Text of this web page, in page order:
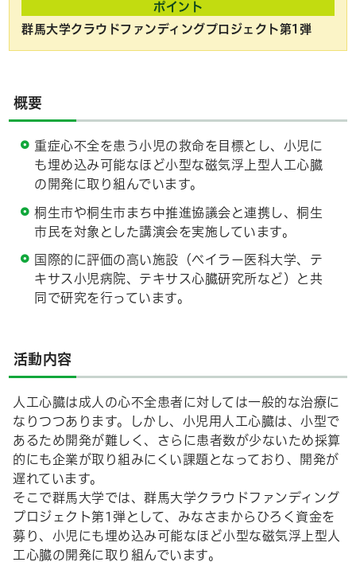
ポイント
群馬大学クラウドファンディングプロジェクト第1弾
概要
重症心不全を患う小児の救命を目標とし、小児に
も埋め込み可能なほど小型な磁気浮上型人工心臓
の開発に取り組んでいます。
桐生市や桐生市まち中推進協議会と連携し、桐生
市民を対象とした講演会を実施しています。
国際的に評価の高い施設（ベイラー医科大学、テ
キサス小児病院、テキサス心臓研究所など）と共
同で研究を行っています。
活動内容
人工心臓は成人の心不全患者に対しては一般的な治療に
なりつつあります。しかし、小児用人工心臓は、小型で
あるため開発が難しく、さらに患者数が少ないため採算
的にも企業が取り組みにくい課題となっており、開発が
遅れています。
そこで群馬大学では、群馬大学クラウドファンディング
プロジェクト第1弾として、みなさまからひろく資金を
募り、小児にも埋め込み可能なほど小型な磁気浮上型人
工心臓の開発に取り組んでいます。